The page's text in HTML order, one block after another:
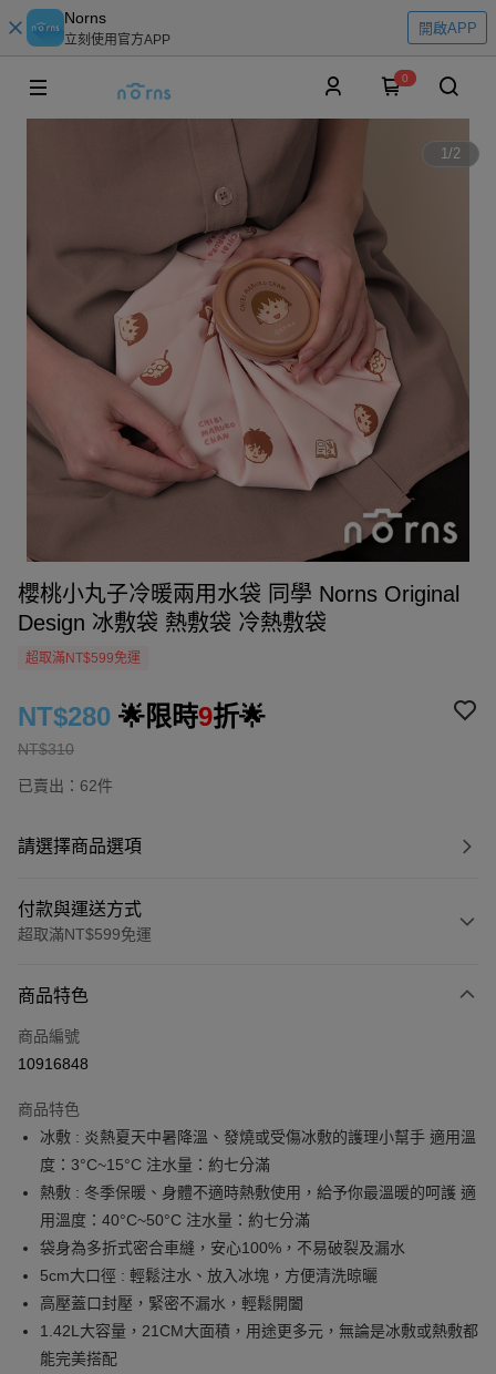
Norns
立刻使用官方APP
開啟APP
0
1/2
櫻桃小丸子冷暖兩用水袋 同學 Norns Original
Design 冰敷袋 熱敷袋 冷熱敷袋
超取滿NT$599免運
NT$310
NT$280 🌟限時9折🌟
已賣出：62件
請選擇商品選項
付款與運送方式
超取滿NT$599免運
信用卡一次付款
信用卡分期付款
合作金庫商業銀行
華南商業銀行
彰化商業銀行
上海商業儲蓄銀行
台北富邦商業銀行
國泰世華商業銀行
兆豐國際商業銀行
臺灣中小企業銀行
台中商業銀行
匯豐（台灣）商業銀行
華泰商業銀行
聯邦商業銀行
遠東國際商業銀行
元大商業銀行
永豐商業銀行
玉山商業銀行
星展（台灣）商業銀行
台新國際商業銀行
中國信託商業銀行
台灣樂天信用卡公司
6 期 0 利率 每期
華南商業銀行
彰化商業銀行
上海商業儲蓄銀行
台北富邦商業銀行
國泰世華商業銀行
兆豐國際商業銀行
臺灣中小企業銀行
台中商業銀行
匯豐（台灣）商業銀行
華泰商業銀行
聯邦商業銀行
遠東國際商業銀行
元大商業銀行
永豐商業銀行
玉山商業銀行
星展（台灣）商業銀行
台新國際商業銀行
超商取貨付款
LINE Pay
Apple Pay
悠遊付
Google Pay
全盈+PAY
商品特色
商品編號
10916848
商品特色
冰敷 : 炎熱夏天中暑降溫、發燒或受傷冰敷的護理小幫手 適用溫
度：3°C~15°C 注水量：約七分滿
熱敷 : 冬季保暖、身體不適時熱敷使用，給予你最溫暖的呵護 適
用溫度：40°C~50°C 注水量：約七分滿
袋身為多折式密合車縫，安心100%，不易破裂及漏水
5cm大口徑 : 輕鬆注水、放入冰塊，方便清洗晾曬
高壓蓋口封壓，緊密不漏水，輕鬆開闔
1.42L大容量，21CM大面積，用途更多元，無論是冰敷或熱敷都
能完美搭配